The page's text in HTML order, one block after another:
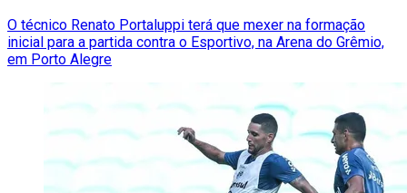
O técnico Renato Portaluppi terá que mexer na formação
inicial para a partida contra o Esportivo, na Arena do Grêmio,
em Porto Alegre